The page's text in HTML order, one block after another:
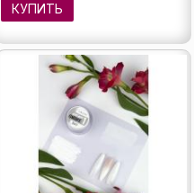
КУПИТЬ